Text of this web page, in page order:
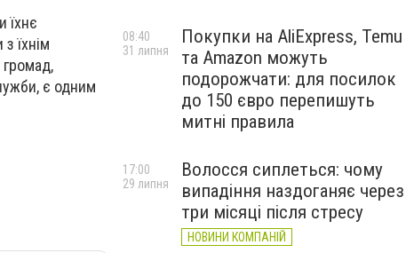
їхнє
їхнім
є одним
Покупки на AliExpress, Temu
та Amazon можуть
подорожчати: для посилок
до 150 євро перепишуть
митні правила
08:40
31 липня
Волосся сиплеться: чому
випадіння наздоганяє через
три місяці після стресу
НОВИНИ КОМПАНІЙ
17:00
29 липня